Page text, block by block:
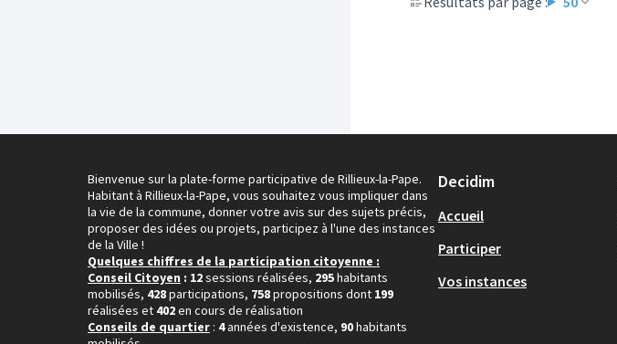
Bienvenue sur la plate-forme participative de Rillieux-la-Pape.
Habitant à Rillieux-la-Pape, vous souhaitez vous impliquer dans
la vie de la commune, donner votre avis sur des sujets précis,
proposer des idées ou projets, participez à l'une des instances
de la Ville !
Quelques chiffres de la participation citoyenne :
Conseil Citoyen : 12sessions réalisées, 295habitants
mobilisés, 428participations, 758propositions dont 199
réalisées et 402en cours de réalisation
Conseils de quartier : 4années d'existence, 90habitants
Decidim
Accueil
Participer
Vos instances